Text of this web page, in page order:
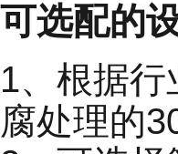
可选配的
1、根据
腐处理的